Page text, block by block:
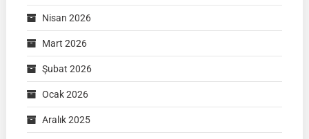
Nisan 2026
Mart 2026
Şubat 2026
Ocak 2026
Aralık 2025